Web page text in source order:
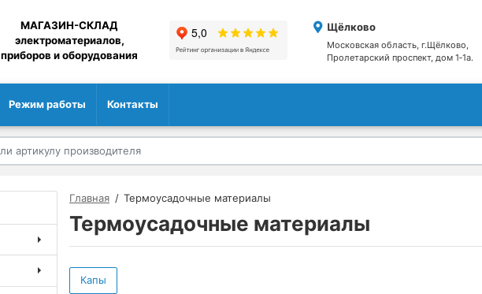
МАГАЗИН-СКЛАД
электроматериалов,
приборов и оборудования
Щёлково
Московская область, г.Щёлково,
Пролетарский проспект, дом 1‑1а.
Режим работы Контакты
Главная Термоусадочные материалы
Термоусадочные материалы
Капы